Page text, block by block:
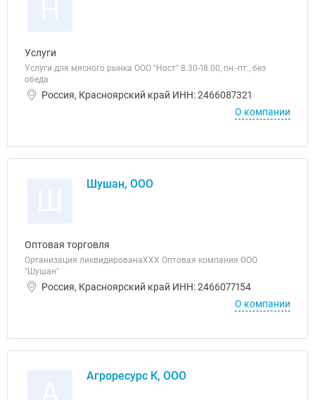
Услуги
Услуги для мясного рынка ООО "Ност" 8.30-18.00, пн.-пт., без
обеда
Россия, Красноярский край ИНН: 2466087321
О компании
Шушан, ООО
Оптовая торговля
Организация ликвидированаХХХ Оптовая компания ООО
"Шушан"
Россия, Красноярский край ИНН: 2466077154
О компании
Агроресурс К, ООО